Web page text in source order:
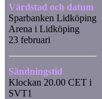
Värdstad och datum
Sparbanken Lidköping
Arena i Lidköping
23 februari
Sändningstid
Klockan 20.00 CET i
SVT1